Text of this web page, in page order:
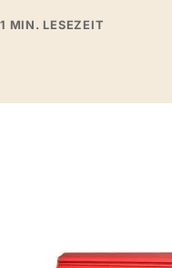
1 MIN. LESEZEIT